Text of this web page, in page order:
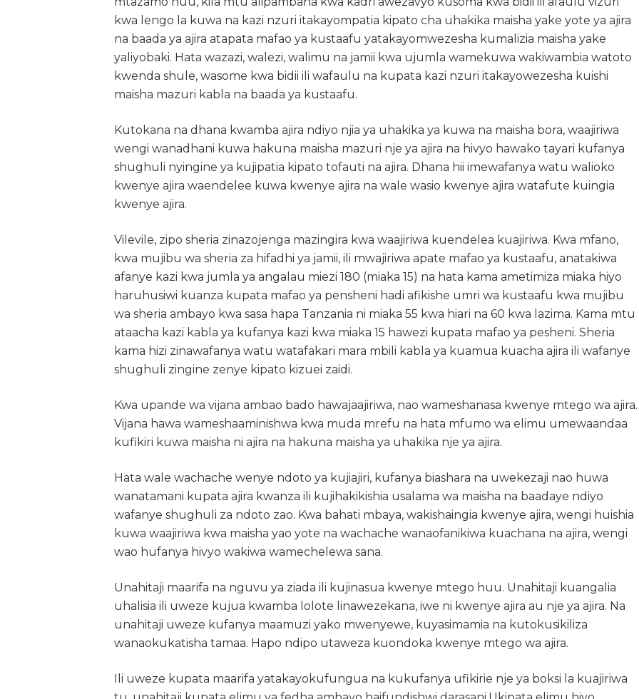
kwa lengo la kuwa na kazi nzuri itakayompatia kipato cha uhakika maisha yake yote ya ajira
na baada ya ajira atapata mafao ya kustaafu yatakayomwezesha kumalizia maisha yake
yaliyobaki. Hata wazazi, walezi, walimu na jamii kwa ujumla wamekuwa wakiwambia watoto
kwenda shule, wasome kwa bidii ili wafaulu na kupata kazi nzuri itakayowezesha kuishi
maisha mazuri kabla na baada ya kustaafu.
Kutokana na dhana kwamba ajira ndiyo njia ya uhakika ya kuwa na maisha bora, waajiriwa
wengi wanadhani kuwa hakuna maisha mazuri nje ya ajira na hivyo hawako tayari kufanya
shughuli nyingine ya kujipatia kipato tofauti na ajira. Dhana hii imewafanya watu walioko
kwenye ajira waendelee kuwa kwenye ajira na wale wasio kwenye ajira watafute kuingia
kwenye ajira.
Vilevile, zipo sheria zinazojenga mazingira kwa waajiriwa kuendelea kuajiriwa. Kwa mfano,
kwa mujibu wa sheria za hifadhi ya jamii, ili mwajiriwa apate mafao ya kustaafu, anatakiwa
afanye kazi kwa jumla ya angalau miezi 180 (miaka 15) na hata kama ametimiza miaka hiyo
haruhusiwi kuanza kupata mafao ya pensheni hadi afikishe umri wa kustaafu kwa mujibu
wa sheria ambayo kwa sasa hapa Tanzania ni miaka 55 kwa hiari na 60 kwa lazima. Kama mtu
ataacha kazi kabla ya kufanya kazi kwa miaka 15 hawezi kupata mafao ya pesheni. Sheria
kama hizi zinawafanya watu watafakari mara mbili kabla ya kuamua kuacha ajira ili wafanye
shughuli zingine zenye kipato kizuei zaidi.
Kwa upande wa vijana ambao bado hawajaajiriwa, nao wameshanasa kwenye mtego wa ajira.
Vijana hawa wameshaaminishwa kwa muda mrefu na hata mfumo wa elimu umewaandaa
kufikiri kuwa maisha ni ajira na hakuna maisha ya uhakika nje ya ajira.
Hata wale wachache wenye ndoto ya kujiajiri, kufanya biashara na uwekezaji nao huwa
wanatamani kupata ajira kwanza ili kujihakikishia usalama wa maisha na baadaye ndiyo
wafanye shughuli za ndoto zao. Kwa bahati mbaya, wakishaingia kwenye ajira, wengi huishia
kuwa waajiriwa kwa maisha yao yote na wachache wanaofanikiwa kuachana na ajira, wengi
wao hufanya hivyo wakiwa wamechelewa sana.
Unahitaji maarifa na nguvu ya ziada ili kujinasua kwenye mtego huu. Unahitaji kuangalia
uhalisia ili uweze kujua kwamba lolote linawezekana, iwe ni kwenye ajira au nje ya ajira. Na
unahitaji uweze kufanya maamuzi yako mwenyewe, kuyasimamia na kutokusikiliza
wanaokukatisha tamaa. Hapo ndipo utaweza kuondoka kwenye mtego wa ajira.
Ili uweze kupata maarifa yatakayokufungua na kukufanya ufikirie nje ya boksi la kuajiriwa